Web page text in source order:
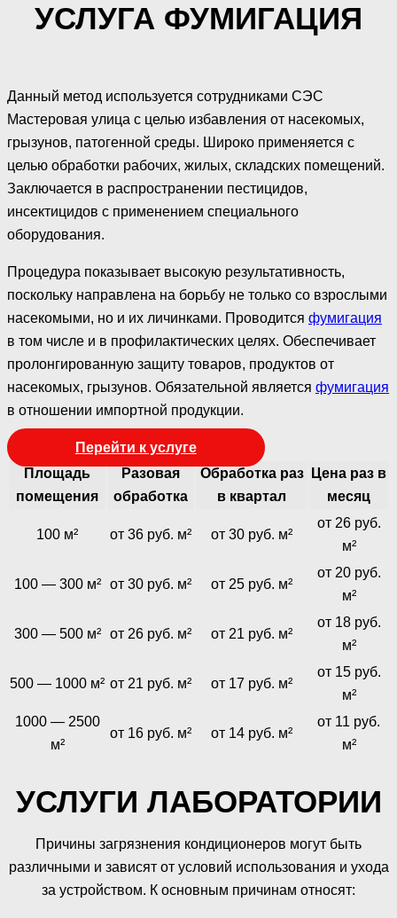
УСЛУГА ФУМИГАЦИЯ
Данный метод используется сотрудниками СЭС
Мастеровая улица с целью избавления от насекомых,
грызунов, патогенной среды. Широко применяется с
целью обработки рабочих, жилых, складских помещений.
Заключается в распространении пестицидов,
инсектицидов с применением специального
оборудования.
Процедура показывает высокую результативность,
поскольку направлена на борьбу не только со взрослыми
насекомыми, но и их личинками. Проводится фумигация
в том числе и в профилактических целях. Обеспечивает
пролонгированную защиту товаров, продуктов от
насекомых, грызунов. Обязательной является фумигация
в отношении импортной продукции.
Перейти к услуге
Площадь
помещения
Разовая
обработка
Обработка раз
в квартал
Цена раз в
месяц
100 м² от 36 руб. м² от 30 руб. м²
от 26 руб.
м²
100 — 300 м² от 30 руб. м² от 25 руб. м²
от 20 руб.
м²
300 — 500 м² от 26 руб. м² от 21 руб. м²
от 18 руб.
м²
500 — 1000 м² от 21 руб. м² от 17 руб. м²
от 15 руб.
м²
1000 — 2500
м²
от 16 руб. м² от 14 руб. м²
от 11 руб.
м²
УСЛУГИ ЛАБОРАТОРИИ
Причины загрязнения кондиционеров могут быть
различными и зависят от условий использования и ухода
за устройством. К основным причинам относят: